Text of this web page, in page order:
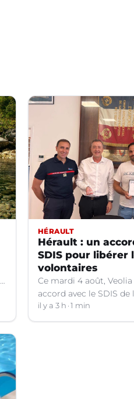
HÉRAULT
Hérault : un
SDIS pour libérer
volontaires
Ce mardi 4 août,
accord avec le SDIS
faciliter la disponibilité
l'entreprise engagés
il y a 3 h 1 min